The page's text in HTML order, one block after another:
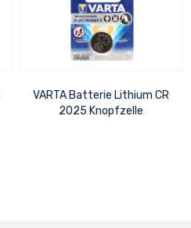
VARTA Batterie Lithium CR
2025 Knopfzelle